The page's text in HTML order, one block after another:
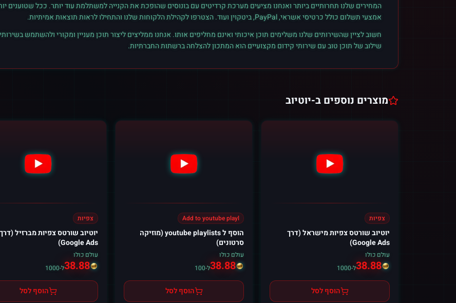
המחירים שלנו תחרותיים ביותר ואנחנו מציעים מערכת קרדיטים עם בונוסים שהופכת את הקנייה למשתלמת עוד יותר. ככל שטוענים
אמצעי תשלום כולל כרטיסי אשראי, PayPal, ביטקוין ועוד. הצטרפו לקהילת הלקוחות שלנו והתחילו לראות תוצאות אמיתיות.
חשוב לציין שהשירותים שלנו משלימים תוכן איכותי ואינם מחליפים אותו. אנחנו ממליצים ליצור תוכן מעניין ומקורי ולהשתמש
שילוב של תוכן טוב עם שירותי קידום מקצועיים הוא המתכון להצלחה ברשתות החברתיות.
מוצרים נוספים ב-יוטיוב
צפיות
יוטיוב שורטס צפיות מישראל (דרך
Google Ads)
עולם כולו
38.88ל-1000
הוסף לסל
Add to youtube playl
הוסף ל youtube playlists (מוזיקה
סרטונים)
עולם כולו
38.88ל-100
הוסף לסל
צפיות
יוטיוב שורטס צפיות מברזיל (דרך
Google Ads)
עולם כולו
38.88ל-1000
הוסף לסל